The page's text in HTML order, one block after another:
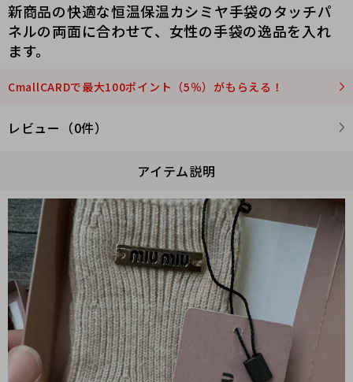
新商品の快適な恒温保温カシミヤ手袋のタッチパ
ネルの両面に合わせて、女性の手袋の逸品を入れ
ます。
CmallCARDで最大100ポイント（5％）がもらえる！
レビュー（0件）
アイテム説明